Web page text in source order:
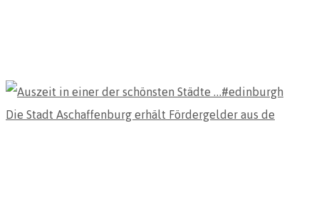
Die Stadt Aschaffenburg erhält Fördergelder aus de